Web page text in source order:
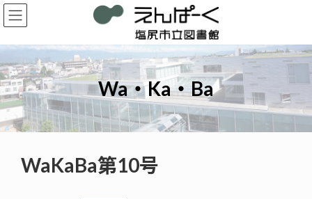
コ
ン
ン
ツ
へ
ス
キ
ッ
プ
ナ
ビ
ー
シ
ョ
ン
に
移
動
Wa・Ka・Ba
WaKaBa第10号